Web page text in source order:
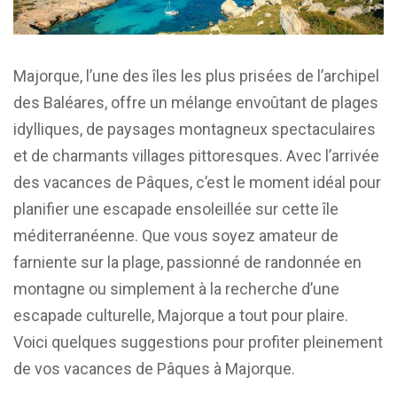
Majorque, l’une des îles les plus prisées de l’archipel
des Baléares, offre un mélange envoûtant de plages
idylliques, de paysages montagneux spectaculaires
et de charmants villages pittoresques. Avec l’arrivée
des vacances de Pâques, c’est le moment idéal pour
planifier une escapade ensoleillée sur cette île
méditerranéenne. Que vous soyez amateur de
farniente sur la plage, passionné de randonnée en
montagne ou simplement à la recherche d’une
escapade culturelle, Majorque a tout pour plaire.
Voici quelques suggestions pour profiter pleinement
de vos vacances de Pâques à Majorque.